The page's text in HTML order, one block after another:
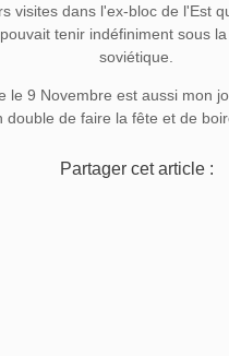
visites dans l'ex-bloc de l'Est
tenir indéfiniment sous
soviétique.
le 9 Novembre est aussi mon
double de faire la fête et de
Partager cet article :